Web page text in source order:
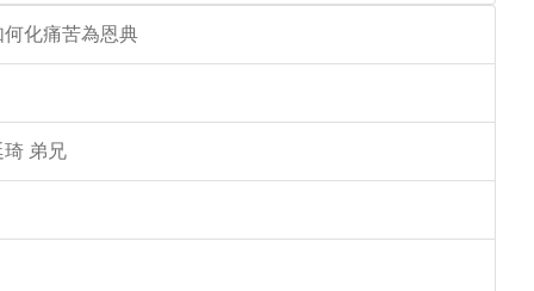
化痛苦為恩典
弟兄